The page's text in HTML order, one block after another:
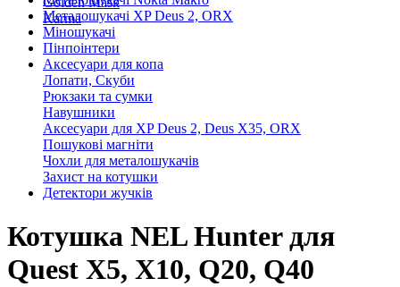
Karma
Металошукачі XP Deus 2, ORX
Міношукачі
Пінпоінтери
Аксесуари для копа
Лопати, Скуби
Рюкзаки та сумки
Навушники
Аксесуари для XP Deus 2, Deus X35, ORX
Пошукові магніти
Чохли для металошукачів
Захист на котушки
Детектори жучків
Котушка NEL Hunter для
Quest Х5, Х10, Q20, Q40